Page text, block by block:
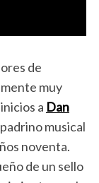
de
muy
a Dan
musical
noventa.
de un sello